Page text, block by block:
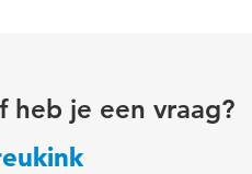
heb je een vraag?